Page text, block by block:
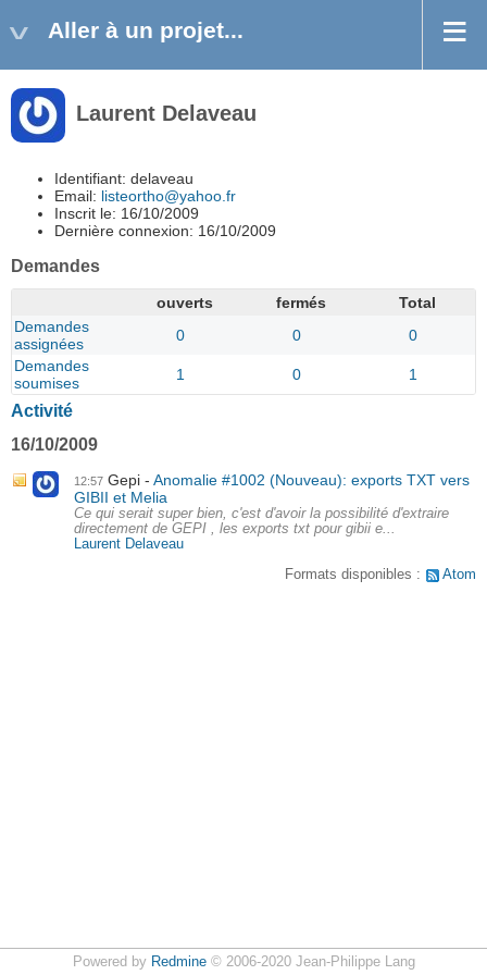
Aller à un projet...
Laurent Delaveau
Identifiant: delaveau
Email: listeortho@yahoo.fr
Inscrit le: 16/10/2009
Dernière connexion: 16/10/2009
Demandes
ouverts fermés
Total
Demandes
assignées
0 0
0
Demandes
soumises
1 0 1
Activité
16/10/2009
12:57 Gepi
Anomalie #1002 (Nouveau): exports TXT vers
GIBII et Melia
Ce qui serait super bien, c'est d'avoir la possibilité d'extraire
directement de GEPI , les exports txt pour gibii e...
Laurent Delaveau
Formats disponibles :
Atom
Powered by Redmine© 2006-2020 Jean-Philippe Lang